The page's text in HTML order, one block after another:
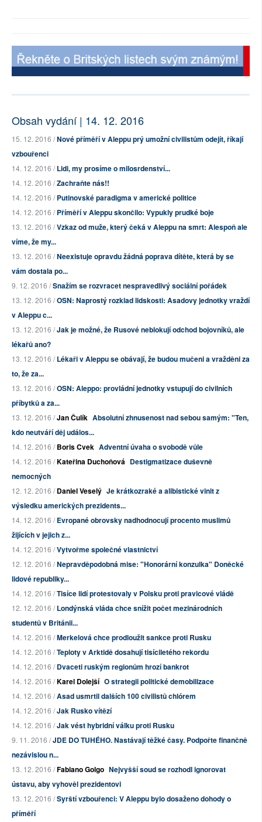
Obsah vydání | 14. 12. 2016
15. 12. 2016 /Nové příměří v Aleppu prý umožní civilistům odejít, říkají
vzbouřenci
14. 12. 2016 /Lidi, my prosíme o milosrdenství...
14. 12. 2016 /Zachraňte nás!!
14. 12. 2016 /Putinovské paradigma v americké politice
14. 12. 2016 /Příměří v Aleppu skončilo: Vypukly prudké boje
13. 12. 2016 /Vzkaz od muže, který čeká v Aleppu na smrt: Alespoň ale
víme, že my...
13. 12. 2016 /Neexistuje opravdu žádná poprava dítěte, která by se
vám dostala po...
9. 12. 2016 /Snažím se rozvracet nespravedlivý sociální pořádek
13. 12. 2016 /OSN: Naprostý rozklad lidskosti: Asadovy jednotky vraždí
v Aleppu c...
13. 12. 2016 /Jak je možné, že Rusové neblokují odchod bojovníků, ale
lékařů ano?
13. 12. 2016 /Lékaři v Aleppu se obávají, že budou mučeni a vražděni za
to, že za...
13. 12. 2016 /OSN: Aleppo: provládní jednotky vstupují do civilních
příbytků a za...
13. 12. 2016 /Jan Čulík Absolutní zhnusenost nad sebou samým: "Ten,
kdo neutváří děj událos...
14. 12. 2016 /Boris Cvek Adventní úvaha o svobodě vůle
14. 12. 2016 /Kateřina Duchoňová Destigmatizace duševně
nemocných
12. 12. 2016 /Daniel Veselý Je krátkozraké a alibistické vinit z
výsledku amerických prezidents...
14. 12. 2016 /Evropané obrovsky nadhodnocují procento muslimů
žijících v jejich z...
14. 12. 2016 /Vytvořme společné vlastnictví
12. 12. 2016 /Nepravděpodobná mise: "Honorární konzulka" Doněcké
lidové republiky...
14. 12. 2016 /Tisíce lidí protestovaly v Polsku proti pravicové vládě
12. 12. 2016 /Londýnská vláda chce snížit počet mezinárodních
studentů v Británii...
14. 12. 2016 /Merkelová chce prodloužit sankce proti Rusku
14. 12. 2016 /Teploty v Arktidě dosahují tisíciletého rekordu
14. 12. 2016 /Dvaceti ruským regionům hrozí bankrot
14. 12. 2016 /Karel Dolejší O strategii politické demobilizace
14. 12. 2016 /Asad usmrtil dalších 100 civilistů chlórem
14. 12. 2016 /Jak Rusko vítězí
14. 12. 2016 /Jak vést hybridní válku proti Rusku
9. 11. 2016 /JDE DO TUHÉHO. Nastávají těžké časy. Podpořte finančně
nezávislou n...
13. 12. 2016 /Fabiano Golgo Nejvyšší soud se rozhodl ignorovat
ústavu, aby vyhověl prezidentovi
13. 12. 2016 /Syrští vzbouřenci: V Aleppu bylo dosaženo dohody o
příměří